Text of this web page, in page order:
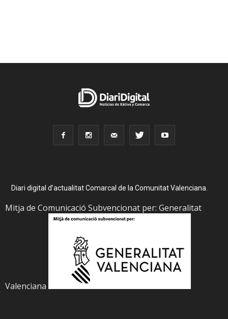
Diari digital d’actualitat Comarcal de la Comunitat Valenciana.
Mitja de Comunicació Subvencionat per: Generalitat
Valenciana